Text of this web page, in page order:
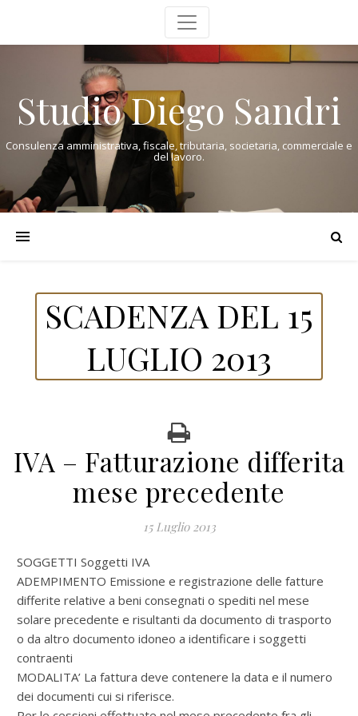
Studio Diego Sandri
Consulenza amministrativa, fiscale, tributaria, societaria, commerciale e
del lavoro.
SCADENZA DEL 15
LUGLIO 2013
IVA – Fatturazione differita
mese precedente
15 Luglio 2013
SOGGETTI Soggetti IVA
ADEMPIMENTO Emissione e registrazione delle fatture
differite relative a beni consegnati o spediti nel mese
solare precedente e risultanti da documento di trasporto
o da altro documento idoneo a identificare i soggetti
contraenti
MODALITA’ La fattura deve contenere la data e il numero
dei documenti cui si riferisce.